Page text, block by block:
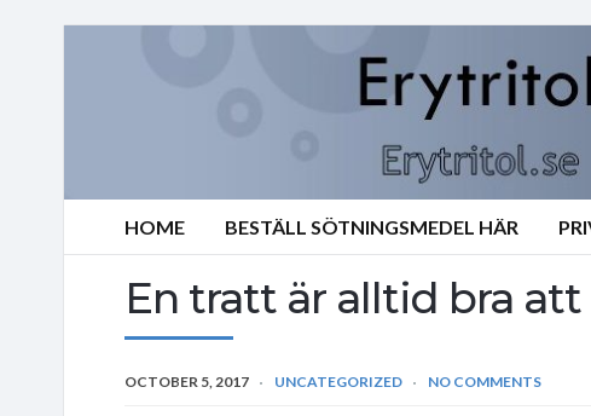
HOME BESTÄLL SÖTNINGSMEDEL HÄR
En tratt är alltid bra att
OCTOBER 5, 2017 UNCATEGORIZED NO COMMENTS